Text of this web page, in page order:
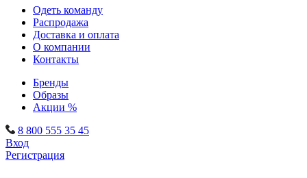
Одеть команду
Распродажа
Доставка и оплата
О компании
Контакты
Бренды
Образы
Акции %
8 800 555 35 45
Вход
Регистрация